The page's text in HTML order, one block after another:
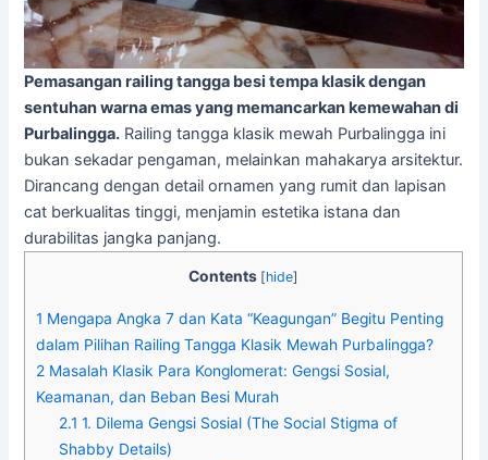
Pemasangan railing tangga besi tempa klasik dengan
sentuhan warna emas yang memancarkan kemewahan di
Purbalingga. Railing tangga klasik mewah Purbalingga ini
bukan sekadar pengaman, melainkan mahakarya arsitektur.
Dirancang dengan detail ornamen yang rumit dan lapisan
cat berkualitas tinggi, menjamin estetika istana dan
durabilitas jangka panjang.
Contents [hide]
1 Mengapa Angka 7 dan Kata “Keagungan” Begitu Penting
dalam Pilihan Railing Tangga Klasik Mewah Purbalingga?
2 Masalah Klasik Para Konglomerat: Gengsi Sosial,
Keamanan, dan Beban Besi Murah
2.1 1. Dilema Gengsi Sosial (The Social Stigma of
Shabby Details)